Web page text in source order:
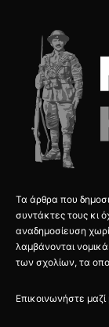
Τα άρθρα που
συντάκτες τους κι
αναδημοσίευση
λαμβάνονται
των σχολίων, τα
Επικοινωνήστε μαζί